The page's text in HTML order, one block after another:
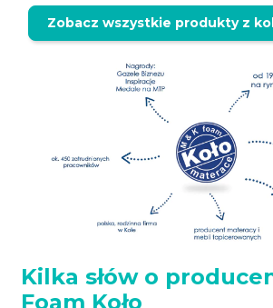
Zobacz wszystkie produkty z
Kilka słów o
Foam Koło